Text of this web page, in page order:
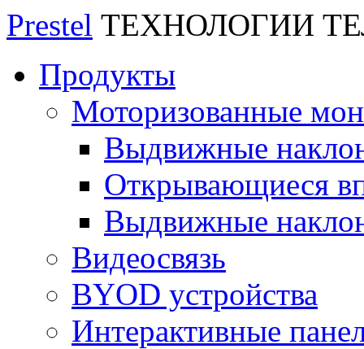
Prestel ТЕХНОЛОГИИ
Продукты
Моторизованные
Выдвижные
Открывающиеся
Выдвижные
Видеосвязь
BYOD устройства
Интерактивные